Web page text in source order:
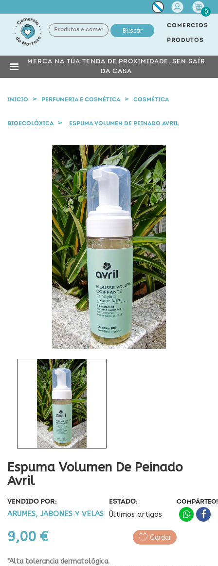
Miña
conta
0
Buscar
COMERCIOS
PRODUTOS
MERCA NA TÚA TENDA DE PROXIMIDADE, SEN SAÍR
DA CASA
INICIO PERFUMERIA E COSMÉTICA COSMÉTICA
BIOECOLÓXICA ESPUMA VOLUMEN DE PEINADO AVRIL
Espuma Volumen De Peinado
Avril
VENDIDO POR:
ARUMES, JABONES Y VELAS
ESTADO:
Últimos artigos
9,00 €
COMPÁRTEO!
Gardar
"Alta tolerancia dermatológica.